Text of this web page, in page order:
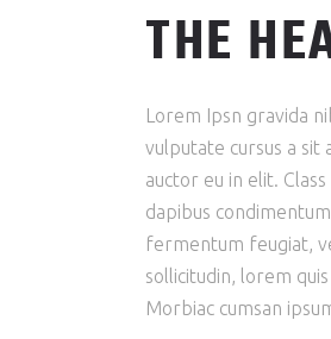
THE
Lorem Ipsn gravida
vulputate cursus a sit
auctor eu in elit.
dapibus
fermentum feugiat,
sollicitudin, lorem
Morbiac cumsan